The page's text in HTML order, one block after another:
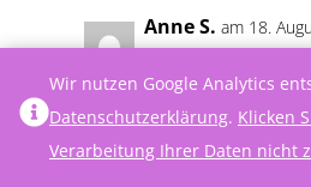
Anne S. am 18.
mit ihrem ersten
ein
Wir nutzen Google Analytics
Datenschutzerklärung. Klicken
Verarbeitung Ihrer Daten nicht